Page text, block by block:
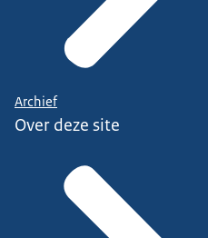
Archief
Over deze site